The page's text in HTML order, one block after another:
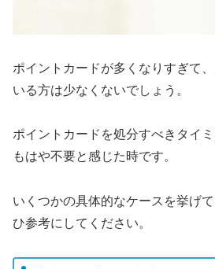
ポイントカードが多くなりすぎて
いる方は少なくないでしょう。
ポイントカードを処分すべきタイ
もはや不要と感じた時です。
いくつかの具体的なケースを挙げ
ひ参考にしてください。